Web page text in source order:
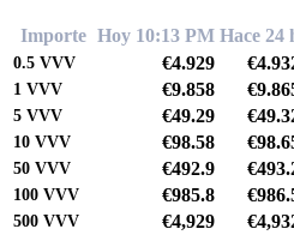
Importe Hoy 10:13 PM Hace 24
0.5 VVV €4.929
1 VVV €9.858
5 VVV €49.29
10 VVV €98.58
50 VVV €492.9
100 VVV €985.8
500 VVV €4,929